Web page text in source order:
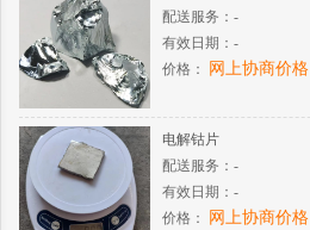
配送服务： -
有效日期： -
价格：
网上协商价格
电解钴片
配送服务： -
有效日期： -
价格：
网上协商价格